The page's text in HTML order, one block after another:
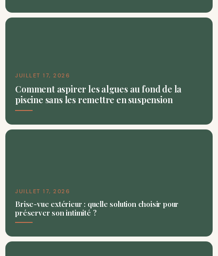
JUILLET 17, 2026
Comment aspirer les algues au fond de la
piscine sans les remettre en suspension
JUILLET 17, 2026
Brise-vue extérieur : quelle solution choisir pour
préserver son intimité ?